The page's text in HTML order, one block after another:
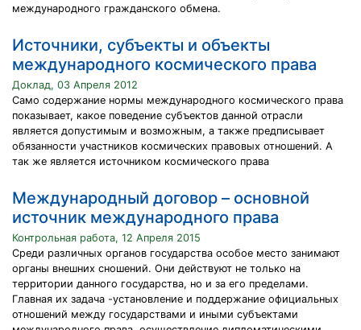
международного гражданского обмена.
Источники, субъекты и объекты
международного космического права
Доклад, 03 Апреля 2012
Само содержание нормы международного космического права
показывает, какое поведение субъектов данной отрасли
является допустимым и возможным, а также предписывает
обязанности участников космических правовых отношений. А
так же является источником космического права
Международный договор – основной
источник международного права
Контрольная работа, 12 Апреля 2015
Среди различных органов государства особое место занимают
органы внешних сношений. Они действуют не только на
территории данного государства, но и за его пределами.
Главная их задача -установление и поддержание официальных
отношений между государствами и иными субъектами